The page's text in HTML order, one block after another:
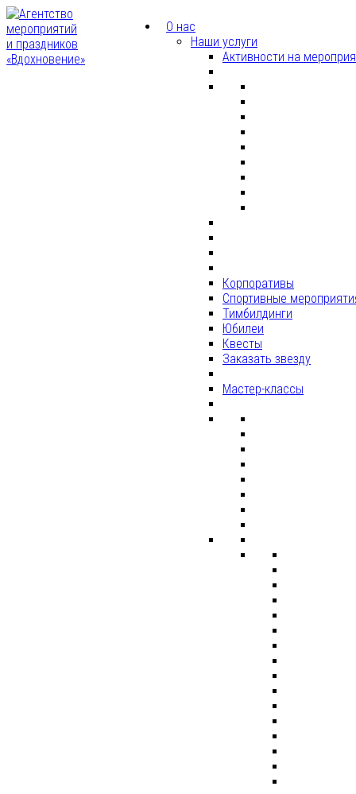
О нас
Наши услуги
Активности на
Корпоративы
Спортивные
Тимбилдинги
Юбилеи
Квесты
Заказать звезду
Мастер-классы